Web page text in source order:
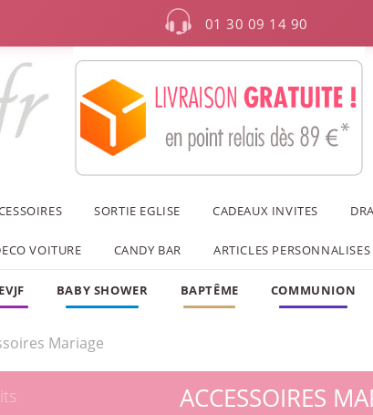
01 30 09 14 90
SORTIE EGLISE CADEAUX INVITES
VOITURE CANDY BAR ARTICLES PERSONNALISES
EVJF BABY SHOWER BAPTÊME COMMUNION
Mariage
ACCESSOIRES